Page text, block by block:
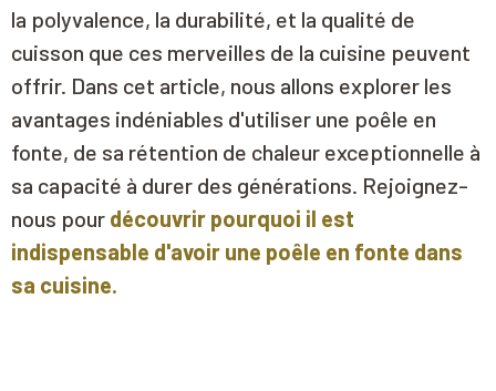
la polyvalence, la durabilité, et la qualité de
cuisson que ces merveilles de la cuisine peuvent
offrir. Dans cet article, nous allons explorer les
avantages indéniables d'utiliser une poêle en
fonte, de sa rétention de chaleur exceptionnelle à
sa capacité à durer des générations. Rejoignez-
nous pour découvrir pourquoi il est
indispensable d'avoir une poêle en fonte dans
sa cuisine.